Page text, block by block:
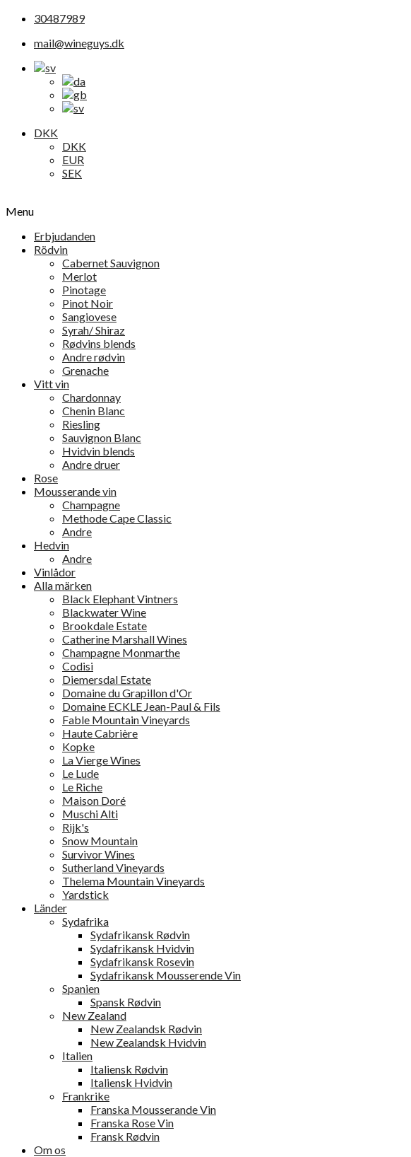
30487989
mail@wineguys.dk
DKK
DKK
EUR
SEK
Menu
Erbjudanden
Rödvin
Cabernet Sauvignon
Merlot
Pinotage
Pinot Noir
Sangiovese
Syrah/ Shiraz
Rødvins blends
Andre rødvin
Grenache
Vitt vin
Chardonnay
Chenin Blanc
Riesling
Sauvignon Blanc
Hvidvin blends
Andre druer
Rose
Mousserande vin
Champagne
Methode Cape Classic
Andre
Hedvin
Andre
Vinlådor
Alla märken
Black Elephant Vintners
Blackwater Wine
Brookdale Estate
Catherine Marshall Wines
Champagne Monmarthe
Codisi
Diemersdal Estate
Domaine du Grapillon d'Or
Domaine ECKLE Jean-Paul & Fils
Fable Mountain Vineyards
Haute Cabrière
Kopke
La Vierge Wines
Le Lude
Le Riche
Maison Doré
Muschi Alti
Rijk's
Snow Mountain
Survivor Wines
Sutherland Vineyards
Thelema Mountain Vineyards
Yardstick
Länder
Sydafrika
Sydafrikansk Rødvin
Sydafrikansk Hvidvin
Sydafrikansk Rosevin
Sydafrikansk Mousserende Vin
Spanien
Spansk Rødvin
New Zealand
New Zealandsk Rødvin
New Zealandsk Hvidvin
Italien
Italiensk Rødvin
Italiensk Hvidvin
Frankrike
Franska Mousserande Vin
Franska Rose Vin
Fransk Rødvin
Om os